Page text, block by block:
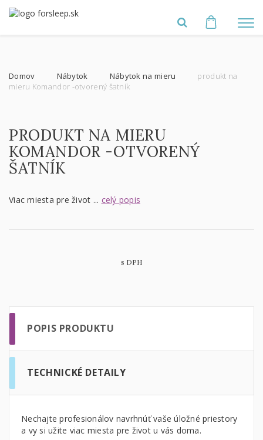
Domov Nábytok Nábytok na mieru
produkt na
mieru Komandor -otvorený šatník
PRODUKT NA MIERU
KOMANDOR -OTVORENÝ
ŠATNÍK
Viac miesta pre život ... celý popis
s DPH
POPIS PRODUKTU
TECHNICKÉ DETAILY
Nechajte profesionálov navrhnúť vaše úložné priestory
a vy si užite viac miesta pre život u vás doma.